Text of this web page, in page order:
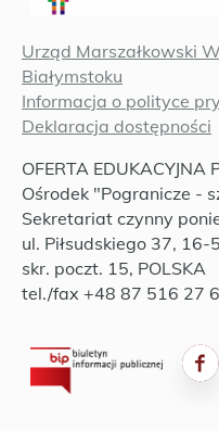
Urząd Marszałkowski
Białymstoku
Informacja o polityce
Deklaracja dostępności
OFERTA EDUKACYJNA
Ośrodek "Pogranicze -
Sekretariat czynny
ul. Piłsudskiego 37, 16-
skr. poczt. 15, POLSKA
tel./fax +48 87 516 27